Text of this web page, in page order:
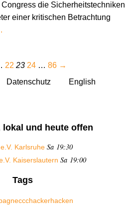
die Sicherheitstechniken
einer kritischen Betrachtung
22 23 24 … 86 →
Datenschutz English
lokal und heute offen
Karlsruhe Sa 19:30
Kaiserslautern Sa 19:00
Tags
ccchackerhacken